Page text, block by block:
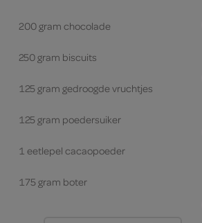
200 gram chocolade
250 gram biscuits
125 gram gedroogde vruchtjes
125 gram poedersuiker
1 eetlepel cacaopoeder
175 gram boter